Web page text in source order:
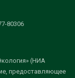
80306
(НИА
предоставляющее